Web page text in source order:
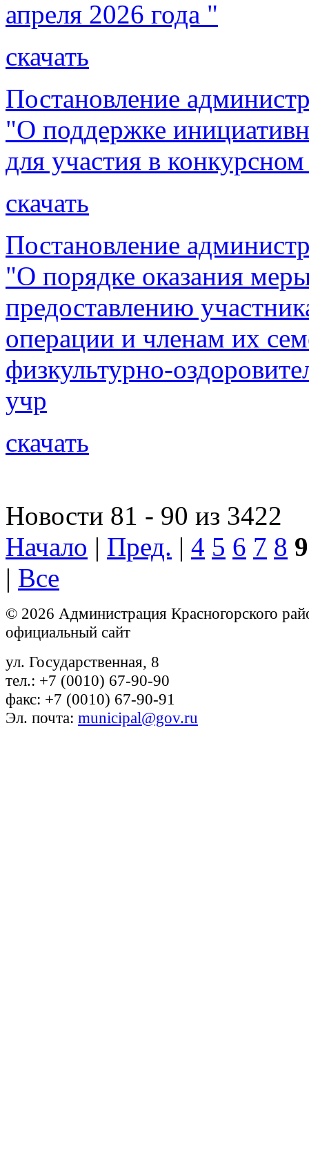
апреля 2026 года "
скачать
Постановление
"О поддержке
для участия в
скачать
Постановление
"О порядке оказания
предоставлению
операции и членам их
физкультурно-
учр
скачать
Новости 81 - 90 из 3422
Начало | Пред. | 4 5 6 7 8 9
| Все
© 2026 Администрация Красногорского
официальный сайт
ул. Государственная, 8
тел.: +7 (0010) 67-90-90
факс: +7 (0010) 67-90-91
Эл. почта: municipal@gov.ru